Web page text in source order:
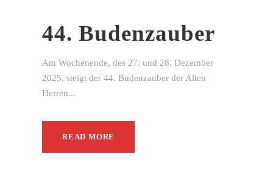
44. Budenzauber
Am Wochenende, des 27. und 28. Dezember
2025, steigt der 44. Budenzauber der Alten
Herren...
READ MORE